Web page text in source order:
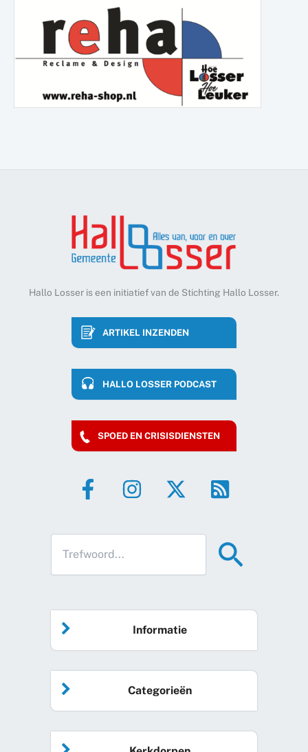
Hallo Losser is een initiatief van de Stichting Hallo Losser.
ARTIKEL INZENDEN
HALLO LOSSER PODCAST
SPOED EN CRISISDIENSTEN
Informatie
Home
Agenda
Categorieën
Algemeen nieuws